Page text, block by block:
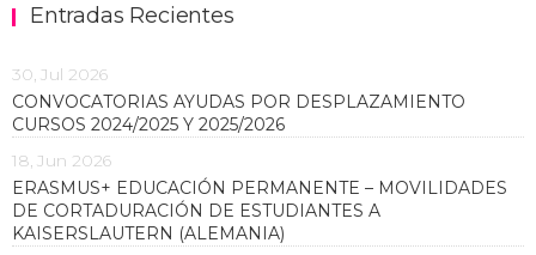
Entradas Recientes
30, Jul 2026
CONVOCATORIAS AYUDAS POR DESPLAZAMIENTO
CURSOS 2024/2025 Y 2025/2026
18, Jun 2026
ERASMUS+ EDUCACIÓN PERMANENTE – MOVILIDADES
DE CORTADURACIÓN DE ESTUDIANTES A
KAISERSLAUTERN (ALEMANIA)